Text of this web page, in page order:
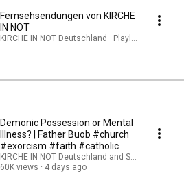
Fernsehsendungen von KIRCHE
IN NOT
KIRCHE IN NOT Deutschland · Playlist
Demonic Possession or Mental
Illness? | Father Buob #church
#exorcism #faith #catholic
KIRCHE IN NOT Deutschland and St. Ulrich
60K views
4 days ago